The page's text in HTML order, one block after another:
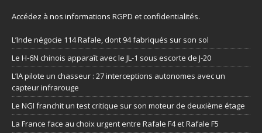
Accédez à nos informations RGPD et confidentialités.
L’Inde négocie 114 Rafale, dont 94 fabriqués sur son sol
Le H-6N chinois apparaît avec le JL-1 sous escorte de J-20
L’IA pilote un chasseur : 27 interceptions autonomes avec un
capteur infrarouge
Le NGI franchit un test critique sur son moteur de deuxième étage
La France face au choix urgent entre Rafale F4 et Rafale F5